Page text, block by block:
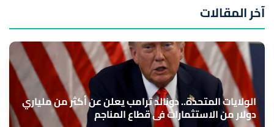
آخر المقالات
الولايات المتحدة.. دونالد ترامب يعلن عن أكثر من ملياري
دولار من الاستثمارات في قطاع المناجم